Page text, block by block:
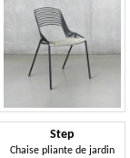
Step
Chaise pliante de jardin